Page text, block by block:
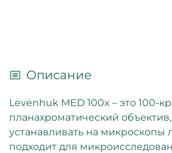
Описание
Levenhuk MED 100x – это 100-
планахроматический
устанавливать на
подходит для